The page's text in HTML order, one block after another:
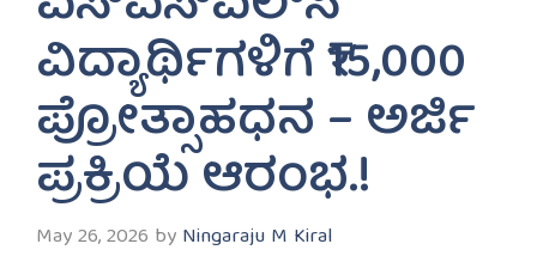
ವಿದ್ಯಾರ್ಥಿಗಳಿಗೆ ₹15,000
ಪ್ರೋತ್ಸಾಹಧನ – ಅರ್ಜಿ
ಪ್ರಕ್ರಿಯೆ ಆರಂಭ.!
May 26, 2026 by Ningaraju M Kiral